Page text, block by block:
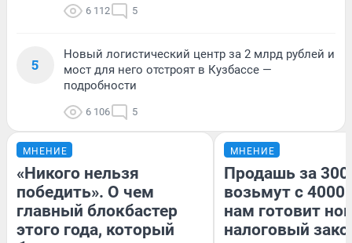
6 112 5
5
Новый логистический центр за 2 млрд рублей и
мост для него отстроят в Кузбассе —
подробности
6 106 5
МНЕНИЕ
«Никого нельзя
победить». О чем
главный блокбастер
этого года, который
МНЕНИЕ
Продашь за
возьмут с
нам готовит
налоговый